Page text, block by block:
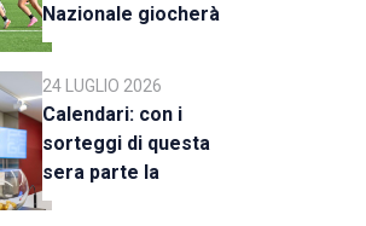
Nazionale giocherà
a Rimini
24 LUGLIO 2026
Calendari: con i
sorteggi di questa
sera parte la
stagione 2026-27